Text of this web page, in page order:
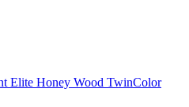
Elite Honey Wood TwinColor